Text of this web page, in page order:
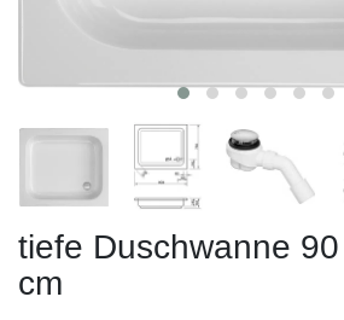
tiefe Duschwanne
cm